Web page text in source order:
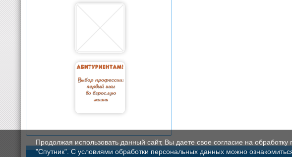
Продолжая использовать данный сайт, Вы даете свое согласие на
"Спутник". С условиями обработки персональных данных можно